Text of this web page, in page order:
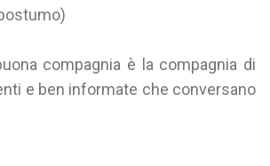
compagnia è la compagnia di
e ben informate che conversano